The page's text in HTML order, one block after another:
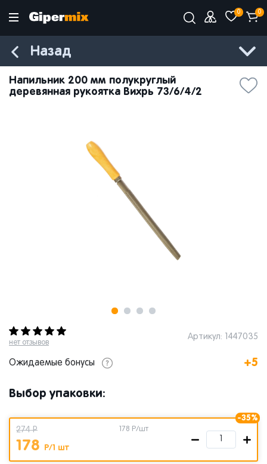
0 0
Назад
Напильник 200 мм полукруглый
деревянная рукоятка Вихрь 73/6/4/2
нет отзывов
Артикул: 1447035
Ожидаемые бонусы +5
Выбор упаковки:
-35%
274 Р
178 Р/1 шт
178 Р/шт